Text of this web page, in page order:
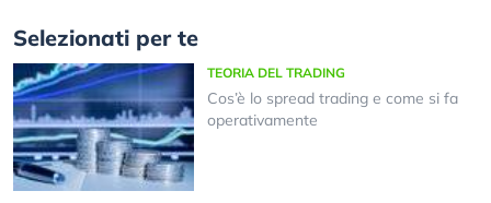
Selezionati per te
TEORIA DEL TRADING
Cos’è lo spread trading e come si fa
operativamente